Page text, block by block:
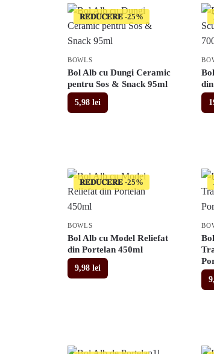
𝐑𝐄𝐃𝐔𝐂𝐄𝐑𝐄
BOWLS
Bol Alb cu Dungi Ceramic
pentru Sos & Snack 95ml
5,98 lei
𝐑𝐄𝐃𝐔𝐂𝐄𝐑𝐄
BOWLS
Bol Alb cu Model Reliefat
din Portelan 450ml
9,98 lei